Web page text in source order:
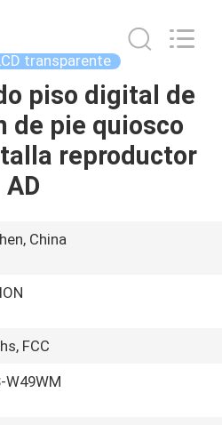
transparente
piso digital de
de pie quiosco
reproductor
AD
China
FCC
W49WM